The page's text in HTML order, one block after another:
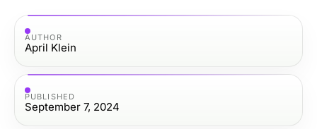
AUTHOR
April Klein
PUBLISHED
September 7, 2024